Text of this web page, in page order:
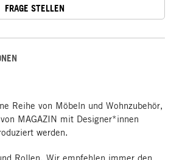
Reihe von Möbeln und Wohnzubehör,
MAGAZIN mit Designer*innen
werden.
Rollen. Wir empfehlen immer den
FRAGE STELLEN